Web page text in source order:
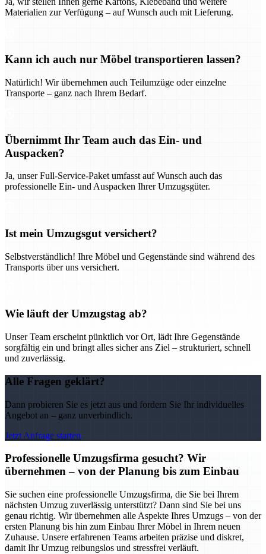
Materialien zur Verfügung – auf Wunsch auch mit Lieferung.
Kann ich auch nur Möbel transportieren lassen?
Natürlich! Wir übernehmen auch Teilumzüge oder einzelne
Transporte – ganz nach Ihrem Bedarf.
Übernimmt Ihr Team auch das Ein- und
Auspacken?
Ja, unser Full-Service-Paket umfasst auf Wunsch auch das
professionelle Ein- und Auspacken Ihrer Umzugsgüter.
Ist mein Umzugsgut versichert?
Selbstverständlich! Ihre Möbel und Gegenstände sind während des
Transports über uns versichert.
Wie läuft der Umzugstag ab?
Unser Team erscheint pünktlich vor Ort, lädt Ihre Gegenstände
sorgfältig ein und bringt alles sicher ans Ziel – strukturiert, schnell
und zuverlässig.
Alle Fragen geklärt?
Dann probieren Sie es jetzt aus und fordern Sie Ihr individuelles
Angebot an – ganz unverbindlich.
Jetzt Anfrage starten
Professionelle Umzugsfirma gesucht? Wir
übernehmen – von der Planung bis zum Einbau
Sie suchen eine professionelle Umzugsfirma, die Sie bei Ihrem
nächsten Umzug zuverlässig unterstützt? Dann sind Sie bei uns
genau richtig. Wir übernehmen alle Aspekte Ihres Umzugs – von der
ersten Planung bis hin zum Einbau Ihrer Möbel in Ihrem neuen
Zuhause. Unsere erfahrenen Teams arbeiten präzise und diskret,
damit Ihr Umzug reibungslos und stressfrei verläuft.